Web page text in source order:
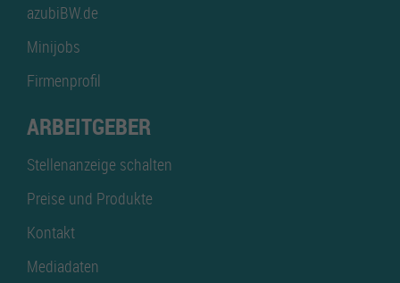
azubiBW.de
Minijobs
Firmenprofil
ARBEITGEBER
Stellenanzeige schalten
Preise und Produkte
Kontakt
Mediadaten